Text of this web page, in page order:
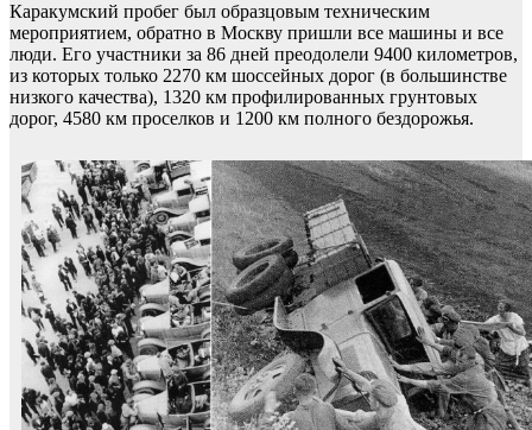
Каракумский пробег был образцовым техническим
мероприятием, обратно в Москву пришли все машины и все
люди. Его участники за 86 дней преодолели 9400 километров,
из которых только 2270 км шоссейных дорог (в большинстве
низкого качества), 1320 км профилированных грунтовых
дорог, 4580 км проселков и 1200 км полного бездорожья.